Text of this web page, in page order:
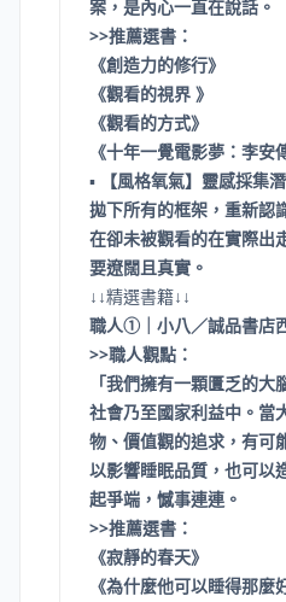
案，是內心一直在說話。
>>推薦選書：
《創造力的修行》
《觀看的視界 》
《觀看的方式》
《十年一覺電影夢：李安
▪
【風格氧氣】靈感採集
拋下所有的框架，重新認
在卻未被觀看的在實際出
要遼闊且真實。
↓↓精選書籍↓↓
職人①｜小八／誠品書店
>>職人觀點：
「我們擁有一顆匱乏的
社會乃至國家利益中。當
物、價值觀的追求，有可
以影響睡眠品質，也可以
起爭端，憾事連連。
>>推薦選書：
《寂靜的春天》
《為什麼他可以睡得那麼